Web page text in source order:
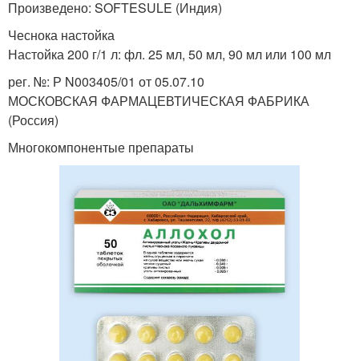
Произведено: SOFTESULE (Индия)
Чеснока настойка
Настойка 200 г/1 л: фл. 25 мл, 50 мл, 90 мл или 100 мл
рег. №: Р N003405/01 от 05.07.10
МОСКОВСКАЯ ФАРМАЦЕВТИЧЕСКАЯ ФАБРИКА
(Россия)
Многокомпонентые препараты